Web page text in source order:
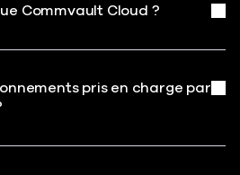
Commvault Cloud ?
pris en charge par